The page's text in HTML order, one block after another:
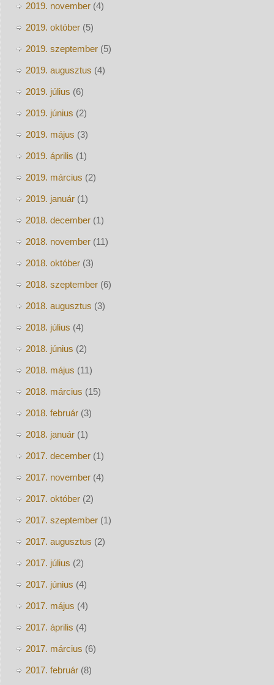
2019. november(4)
2019. október(5)
2019. szeptember(5)
2019. augusztus (4)
2019. július (6)
2019. június (2)
2019. május (3)
2019. április (1)
2019. március (2)
2019. január(1)
2018. december(1)
2018. november(11)
2018. október(3)
2018. szeptember(6)
2018. augusztus (3)
2018. július (4)
2018. június (2)
2018. május (11)
2018. március (15)
2018. február(3)
2018. január(1)
2017. december(1)
2017. november(4)
2017. október(2)
2017. szeptember(1)
2017. augusztus (2)
2017. július (2)
2017. június (4)
2017. május (4)
2017. április (4)
2017. március (6)
2017. február(8)